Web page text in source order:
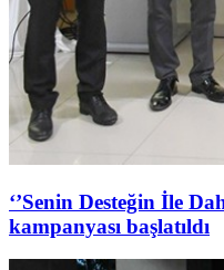
‘’Senin Desteğin İle
kampanyası başlatıldı